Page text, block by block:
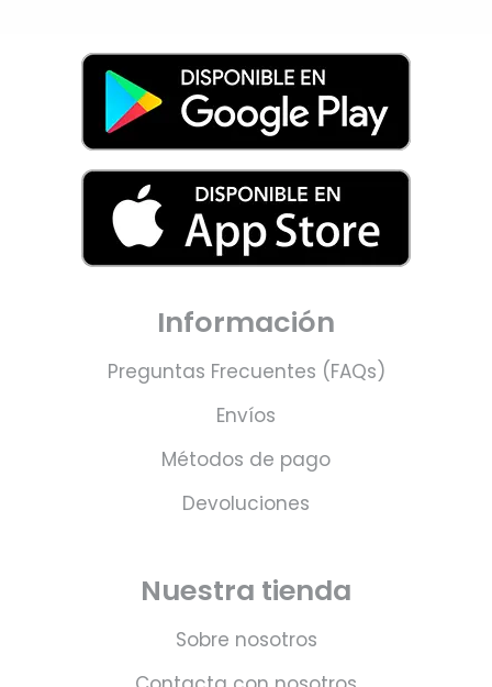
Información
Preguntas Frecuentes (FAQs)
Envíos
Métodos de pago
Devoluciones
Nuestra tienda
Sobre nosotros